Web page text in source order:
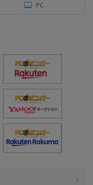
PC